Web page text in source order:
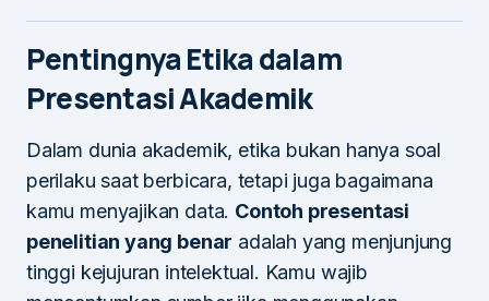
Pentingnya Etika dalam
Presentasi Akademik
Dalam dunia akademik, etika bukan hanya soal
perilaku saat berbicara, tetapi juga bagaimana
kamu menyajikan data. Contoh presentasi
penelitian yang benar adalah yang menjunjung
tinggi kejujuran intelektual. Kamu wajib